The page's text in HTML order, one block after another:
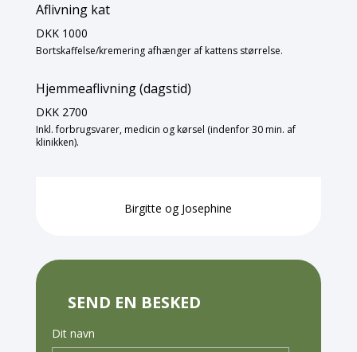
Aflivning kat
DKK 1000
Bortskaffelse/kremering afhænger af kattens størrelse.
Hjemmeaflivning (dagstid)
DKK 2700
Inkl. forbrugsvarer, medicin og kørsel (indenfor 30 min. af
klinikken).
Birgitte og Josephine
SEND EN BESKED
Dit navn